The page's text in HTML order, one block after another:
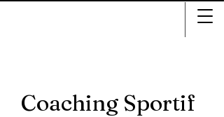
Coaching Sportif